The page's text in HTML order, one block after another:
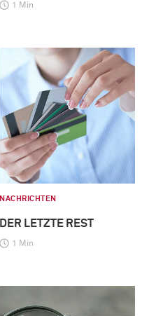
1 Min
NACHRICHTEN
DER LETZTE REST
1 Min